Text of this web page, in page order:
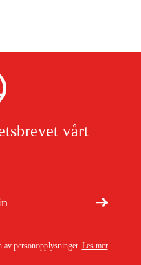
vårt
av personopplysninger. Les mer